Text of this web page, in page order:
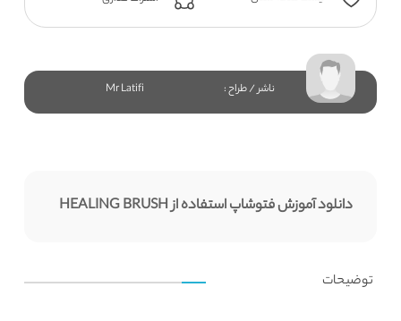
ناشر / طراح : Mr Latifi
دانلود آموزش فتوشاپ استفاده از HEALING BRUSH
توضیحات